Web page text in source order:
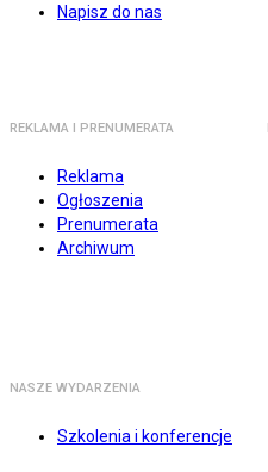
Napisz do nas
REKLAMA I PRENUMERATA
Reklama
Ogłoszenia
Prenumerata
Archiwum
NASZE WYDARZENIA
Szkolenia i konferencje